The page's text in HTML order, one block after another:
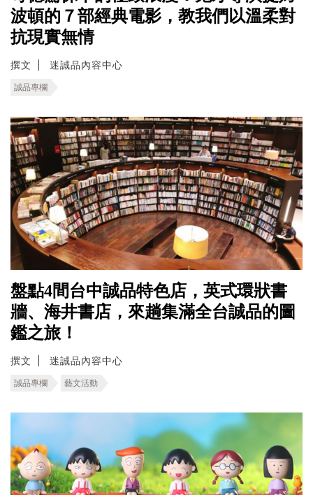
波頓的７部經典電影，教我們以溫柔對
抗現實無情
撰文 迷誠品內容中心
誠品專欄
盤點4間台中誠品特色店，英式環狀書
牆、海井書店，來趟集滿全台誠品的圖
鑑之旅！
撰文 迷誠品內容中心
誠品專欄 藝文活動